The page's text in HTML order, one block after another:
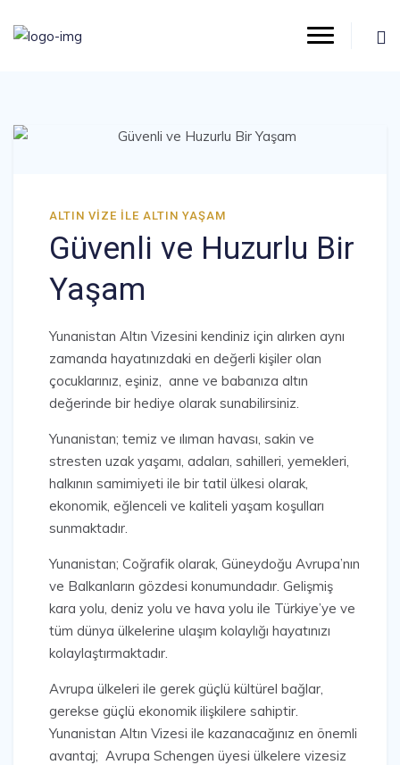
ALTIN VIZE ILE ALTIN YAŞAM
Güvenli ve Huzurlu Bir
Yaşam
Yunanistan Altın Vizesini kendiniz için alırken aynı
zamanda hayatınızdaki en değerli kişiler olan
çocuklarınız, eşiniz, anne ve babanıza altın
değerinde bir hediye olarak sunabilirsiniz.
Yunanistan; temiz ve ılıman havası, sakin ve
stresten uzak yaşamı, adaları, sahilleri, yemekleri,
halkının samimiyeti ile bir tatil ülkesi olarak,
ekonomik, eğlenceli ve kaliteli yaşam koşulları
sunmaktadır.
Yunanistan; Coğrafik olarak, Güneydoğu Avrupa’nın
ve Balkanların gözdesi konumundadır. Gelişmiş
kara yolu, deniz yolu ve hava yolu ile Türkiye’ye ve
tüm dünya ülkelerine ulaşım kolaylığı hayatınızı
kolaylaştırmaktadır.
Avrupa ülkeleri ile gerek güçlü kültürel bağlar,
gerekse güçlü ekonomik ilişkilere sahiptir.
Yunanistan Altın Vizesi ile kazanacağınız en önemli
avantaj; Avrupa Schengen üyesi ülkelere vizesiz